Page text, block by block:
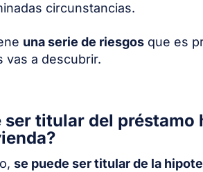
circunstancias.
una serie de riesgos que es
vas a descubrir.
ser titular del préstamo
se puede ser titular de la